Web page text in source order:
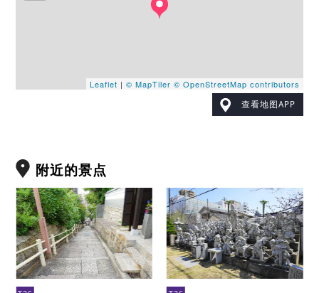
Leaflet | © MapTiler © OpenStreetMap contributors
查看地图APP
附近的景点